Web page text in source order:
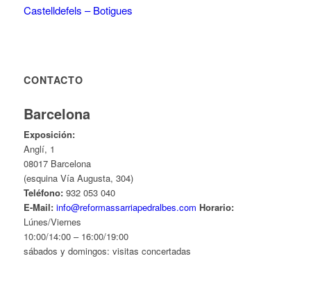
Castelldefels – Botigues
CONTACTO
Barcelona
Exposición:
Anglí, 1
08017 Barcelona
(esquina Vía Augusta, 304)
Teléfono:932 053 040
E-Mail: info@reformassarriapedralbes.com Horario:
Lúnes/Viernes
10:00/14:00 – 16:00/19:00
sábados y domingos: visitas concertadas